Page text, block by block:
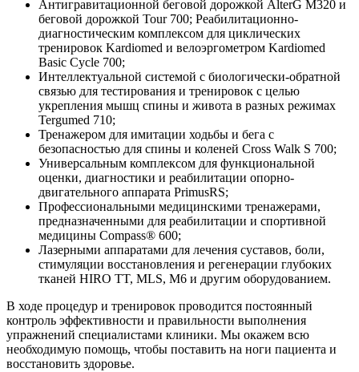
Антигравитационной беговой дорожкой AlterG M320 и
беговой дорожкой Tour 700; Реабилитационно-
диагностическим комплексом для циклических
тренировок Kardiomed и велоэргометром Kardiomed
Basic Cycle 700;
Интеллектуальной системой с биологически-обратной
связью для тестирования и тренировок с целью
укрепления мышц спины и живота в разных режимах
Tergumed 710;
Тренажером для имитации ходьбы и бега с
безопасностью для спины и коленей Cross Walk S 700;
Универсальным комплексом для функциональной
оценки, диагностики и реабилитации опорно-
двигательного аппарата PrimusRS;
Профессиональными медицинскими тренажерами,
предназначенными для реабилитации и спортивной
медицины Compass® 600;
Лазерными аппаратами для лечения суставов, боли,
стимуляции восстановления и регенерации глубоких
тканей HIRO TT, MLS, М6 и другим оборудованием.
В ходе процедур и тренировок проводится постоянный
контроль эффективности и правильности выполнения
упражнений специалистами клиники. Мы окажем всю
необходимую помощь, чтобы поставить на ноги пациента и
восстановить здоровье.